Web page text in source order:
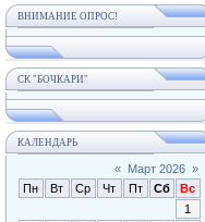
ВНИМАНИЕ ОПРОС!
СК "БОЧКАРИ"
КАЛЕНДАРЬ
« Март 2026 »
Пн
Вт Ср Чт Пт Сб
Вс
1